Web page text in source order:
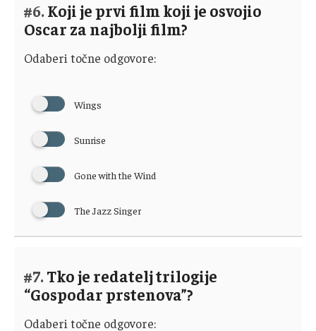
#6.Koji je prvi film koji je osvojio
Oscar za najbolji film?
Odaberi točne odgovore:
Wings
Sunrise
Gone with the Wind
The Jazz Singer
#7.Tko je redatelj trilogije
“Gospodar prstenova”?
Odaberi točne odgovore: